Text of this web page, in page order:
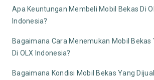
Apa Keuntungan Membeli Mobil Bekas Di
Indonesia?
Bagaimana Cara Menemukan Mobil Bekas
Di OLX Indonesia?
Bagaimana Kondisi Mobil Bekas Yang Dijual